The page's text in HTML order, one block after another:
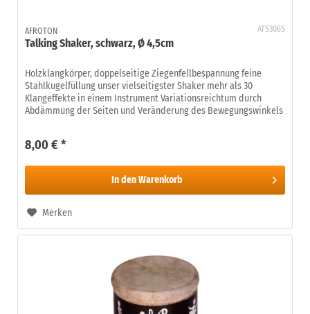
ATS306S
AFROTON
Talking Shaker, schwarz, Ø 4,5cm
Holzklangkörper, doppelseitige Ziegenfellbespannung feine
Stahlkugelfüllung unser vielseitigster Shaker mehr als 30
Klangeffekte in einem Instrument Variationsreichtum durch
Abdämmung der Seiten und Veränderung des Bewegungswinkels
8,00 € *
In den Warenkorb
Merken